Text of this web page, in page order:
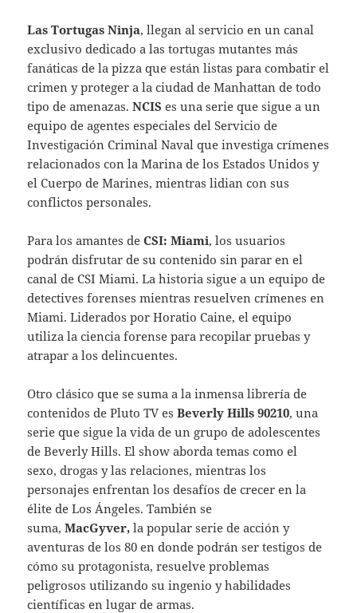
Las Tortugas Ninja, llegan al servicio en un canal
exclusivo dedicado a las tortugas mutantes más
fanáticas de la pizza que están listas para combatir el
crimen y proteger a la ciudad de Manhattan de todo
tipo de amenazas.NCISes una serie que sigue a un
equipo de agentes especiales del Servicio de
Investigación Criminal Naval que investiga crímenes
relacionados con la Marina de los Estados Unidos y
el Cuerpo de Marines, mientras lidian con sus
conflictos personales.
Para los amantes deCSI: Miami, los usuarios
podrán disfrutar de su contenido sin parar en el
canal de CSI Miami. La historia sigue a un equipo de
detectives forenses mientras resuelven crímenes en
Miami. Liderados por Horatio Caine, el equipo
utiliza la ciencia forense para recopilar pruebas y
atrapar a los delincuentes.
Otro clásico que se suma a la inmensa librería de
contenidos de Pluto TV esBeverly Hills 90210, una
serie que sigue la vida de un grupo de adolescentes
de Beverly Hills. El show aborda temas como el
sexo, drogas y las relaciones, mientras los
personajes enfrentan los desafíos de crecer en la
élite de Los Ángeles. También se
suma,MacGyver, la popular serie de acción y
aventuras de los 80 en donde podrán ser testigos de
cómo su protagonista, resuelve problemas
peligrosos utilizando su ingenio y habilidades
científicas en lugar de armas.